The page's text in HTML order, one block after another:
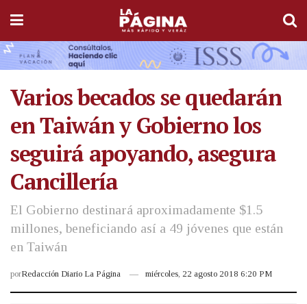
Varios becados se quedarán
en Taiwán y Gobierno los
seguirá apoyando, asegura
Cancillería
El Gobierno destinará aproximadamente $1.5
millones, beneficiando así a 49 jóvenes que están
en Taiwán
porRedacción Diario La Página miércoles, 22 agosto 2018 6:20 PM